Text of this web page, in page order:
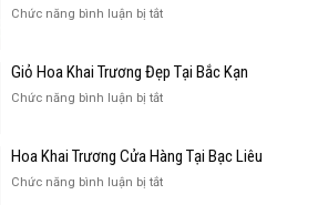
Chức năng bình luận bị tắtở
Khai
Đẹp
Liêu
Giỏ Hoa Khai Trương Đẹp Tại Bắc Kạn
Chức năng bình luận bị tắtở
Khai
Đẹp
Hoa Khai Trương Cửa Hàng Tại Bạc Liêu
Chức năng bình luận bị tắtở